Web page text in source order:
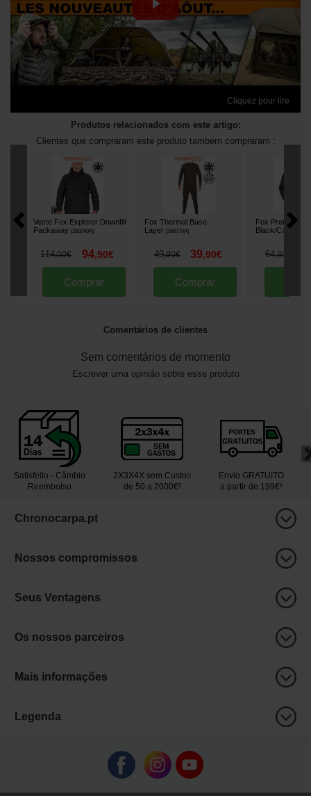
Cliquez pour lire
Produtos relacionados com este artigo:
Clientes que compraram este produto também compraram :
Veste Fox Explorer Downfill
Packaway [269240A]
114,00€ 94,90€
Comprar
Fox Thermal Base
Layer [268770A]
49,90€ 39,90€
Comprar
Fox Premium
Black/Camo
64,90
Comentários de clientes
Sem comentários de momento
Escrever uma opinião sobre esse produto
Satisfeito - Câmbio
Reembolso
2X3X4X sem Custos
de 50 a 2000€²
Envio GRATUITO
a partir de 199€¹
Chronocarpa.pt
Nossos compromissos
Seus Ventagens
Os nossos parceiros
Mais informações
Legenda